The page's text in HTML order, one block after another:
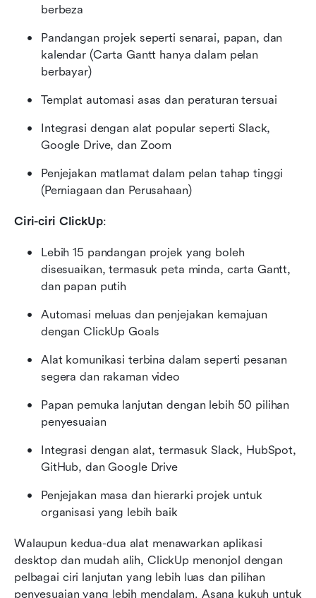
berbeza
Pandangan projek seperti senarai, papan, dan
kalendar (Carta Gantt hanya dalam pelan
berbayar)
Templat automasi asas dan peraturan tersuai
Integrasi dengan alat popular seperti Slack,
Google Drive, dan Zoom
Penjejakan matlamat dalam pelan tahap tinggi
(Perniagaan dan Perusahaan)
Ciri-ciri ClickUp:
Lebih 15 pandangan projek yang boleh
disesuaikan, termasuk peta minda, carta Gantt,
dan papan putih
Automasi meluas dan penjejakan kemajuan
dengan ClickUp Goals
Alat komunikasi terbina dalam seperti pesanan
segera dan rakaman video
Papan pemuka lanjutan dengan lebih 50 pilihan
penyesuaian
Integrasi dengan alat, termasuk Slack, HubSpot,
GitHub, dan Google Drive
Penjejakan masa dan hierarki projek untuk
organisasi yang lebih baik
Walaupun kedua-dua alat menawarkan aplikasi
desktop dan mudah alih, ClickUp menonjol dengan
pelbagai ciri lanjutan yang lebih luas dan pilihan
penyesuaian yang lebih mendalam. Asana kukuh untuk